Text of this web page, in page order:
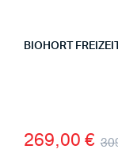
BIOHORT
269,00 €